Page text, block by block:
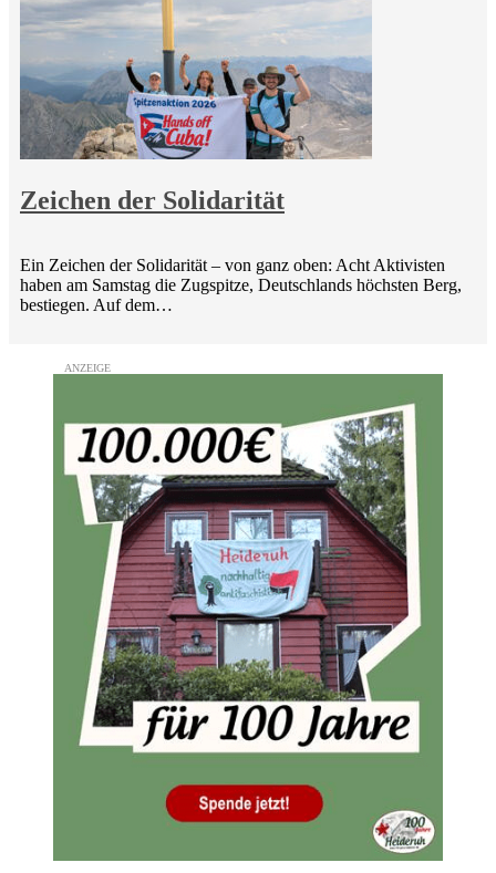
Zeichen der Solidarität
Ein Zeichen der Solidarität – von ganz oben: Acht Aktivisten
haben am Samstag die Zugspitze, Deutschlands höchsten Berg,
bestiegen. Auf dem…